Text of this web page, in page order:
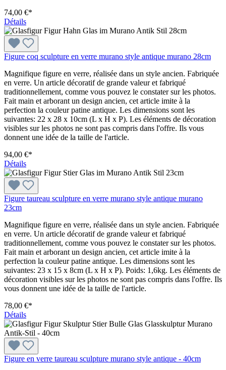
74,00 €*
Détails
Figure coq sculpture en verre murano style antique murano 28cm
Magnifique figure en verre, réalisée dans un style ancien. Fabriquée
en verre. Un article décoratif de grande valeur et fabriqué
traditionnellement, comme vous pouvez le constater sur les photos.
Fait main et arborant un design ancien, cet article imite à la
perfection la couleur patine antique. Les dimensions sont les
suivantes: 22 x 28 x 10cm (L x H x P). Les éléments de décoration
visibles sur les photos ne sont pas compris dans l'offre. Ils vous
donnent une idée de la taille de l'article.
94,00 €*
Détails
Figure taureau sculpture en verre murano style antique murano
23cm
Magnifique figure en verre, réalisée dans un style ancien. Fabriquée
en verre. Un article décoratif de grande valeur et fabriqué
traditionnellement, comme vous pouvez le constater sur les photos.
Fait main et arborant un design ancien, cet article imite à la
perfection la couleur patine antique. Les dimensions sont les
suivantes: 23 x 15 x 8cm (L x H x P). Poids: 1,6kg. Les éléments de
décoration visibles sur les photos ne sont pas compris dans l'offre. Ils
vous donnent une idée de la taille de l'article.
78,00 €*
Détails
Figure en verre taureau sculpture murano style antique - 40cm